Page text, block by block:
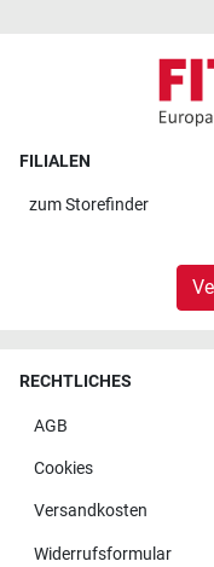
FILIALEN
zumStorefinder
RECHTLICHES
AGB
Cookies
Versandkosten
Widerrufsformular